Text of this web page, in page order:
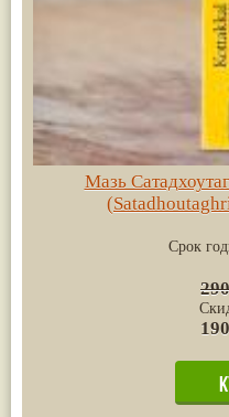
Мазь
Срок